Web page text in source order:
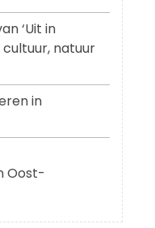
‘Uit in
natuur
in
Oost-